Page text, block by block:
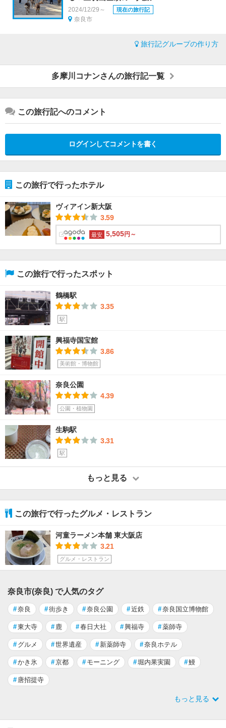
2024/12/29～ 現在の旅行記
奈良市
旅行記グループの作り方
多摩川コナンさんの旅行記一覧
この旅行記へのコメント
ログインしてコメントを書く
この旅行で行ったホテル
ヴィアイン新大阪
3.59
最安 5,505円～
この旅行で行ったスポット
鶴橋駅
3.35
駅
興福寺国宝館
3.86
美術館・博物館
奈良公園
4.39
公園・植物園
生駒駅
3.31
駅
もっと見る
この旅行で行ったグルメ・レストラン
河童ラーメン本舗 東大阪店
3.21
グルメ・レストラン
奈良市(奈良) で人気のタグ
#奈良 #街歩き #奈良公園 #近鉄 #奈良国立博物館
#東大寺 # 鹿 #春日大社 #興福寺 #薬師寺
# グルメ #世界遺産 # 新薬師寺 #奈良ホテル
#かき氷 #京都 # モーニング #堀内果実園 #鰻
# 唐招提寺
もっと見る